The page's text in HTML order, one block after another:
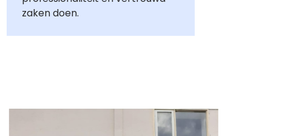
zaken doen.